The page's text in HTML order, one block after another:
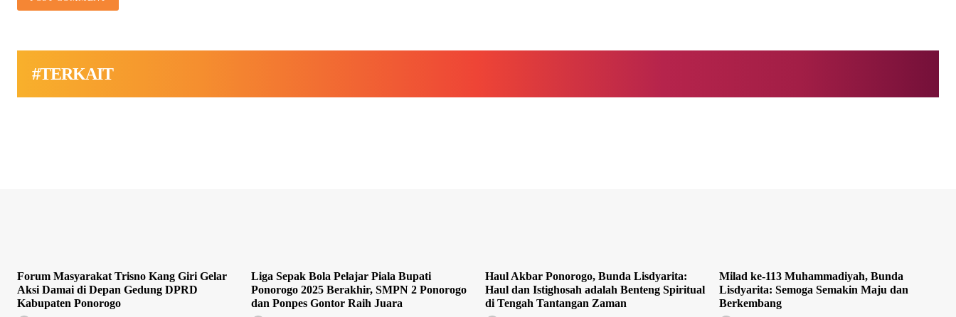
#TERKAIT
Forum Masyarakat Trisno Kang Giri Gelar
Aksi Damai di Depan Gedung DPRD
Kabupaten Ponorogo
Liga Sepak Bola Pelajar Piala Bupati
Ponorogo 2025 Berakhir, SMPN 2 Ponorogo
dan Ponpes Gontor Raih Juara
Haul Akbar Ponorogo, Bunda Lisdyarita:
Haul dan Istighosah adalah Benteng Spiritual
di Tengah Tantangan Zaman
Milad ke-113 Muhammadiyah, Bunda
Lisdyarita: Semoga Semakin Maju dan
Berkembang